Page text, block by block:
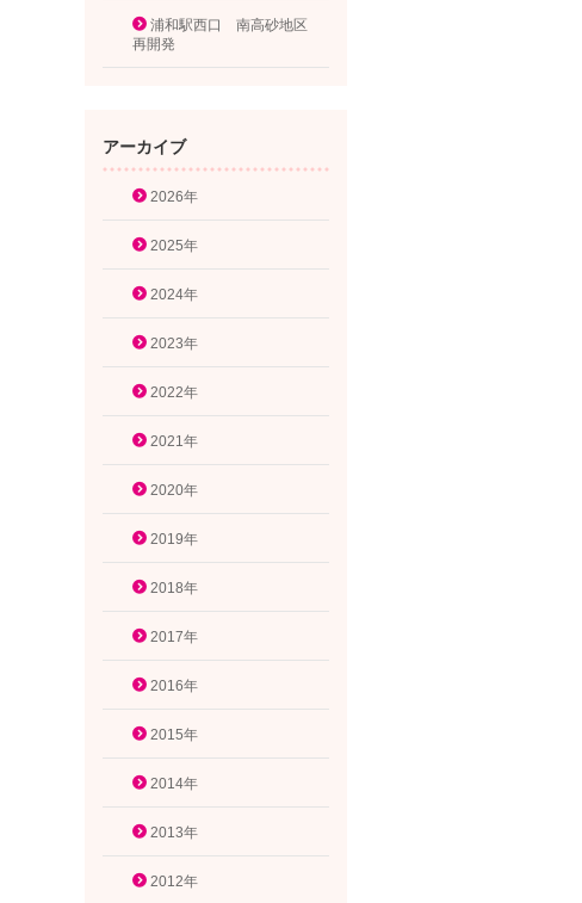
浦和駅西口 南高砂地区
再開発
アーカイブ
2026年
2025年
2024年
2023年
2022年
2021年
2020年
2019年
2018年
2017年
2016年
2015年
2014年
2013年
2012年